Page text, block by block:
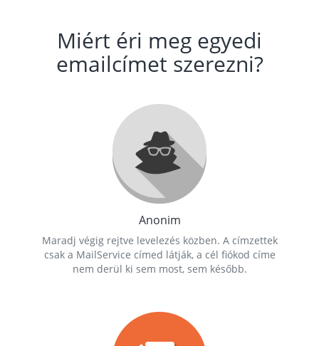
Miért éri meg egyedi
emailcímet szerezni?
Anonim
Maradj végig rejtve levelezés közben. A címzettek
csak a MailService címed látják, a cél fiókod címe
nem derül ki sem most, sem később.